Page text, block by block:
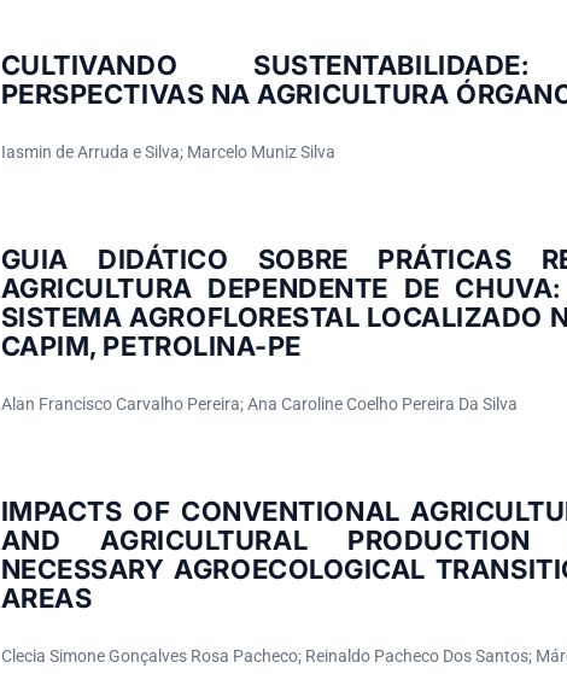
CULTIVANDO
PERSPECTIVAS NA AGRICULTURA
Iasmin de Arruda e Silva; Marcelo Muniz Silva
GUIA DIDÁTICO SOBRE PRÁTICAS
AGRICULTURA DEPENDENTE DE
SISTEMA AGROFLORESTAL LOCALIZADO
CAPIM, PETROLINA-PE
Alan Francisco Carvalho Pereira; Ana Caroline Coelho Pereira Da Silva
IMPACTS OF CONVENTIONAL
AND AGRICULTURAL PRODUCTION
NECESSARY AGROECOLOGICAL
AREAS
Clecia Simone Gonçalves Rosa Pacheco; Reinaldo Pacheco Dos Santos;